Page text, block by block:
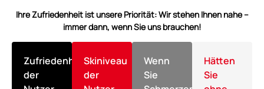
Ihre Zufriedenheit ist unsere Priorität: Wir stehen Ihnen nahe –
immer dann, wenn Sie uns brauchen!
Zufriedenheitsgrad
der
Skiniveau
der
Wenn
Sie
Hätten
Sie